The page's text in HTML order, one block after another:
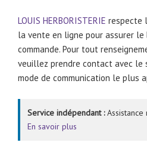
LOUIS HERBORISTERIE respecte
la vente en ligne pour assurer
commande. Pour tout
veuillez prendre contact avec
mode de communication le plus
Service indépendant :Assistance
En savoir plus